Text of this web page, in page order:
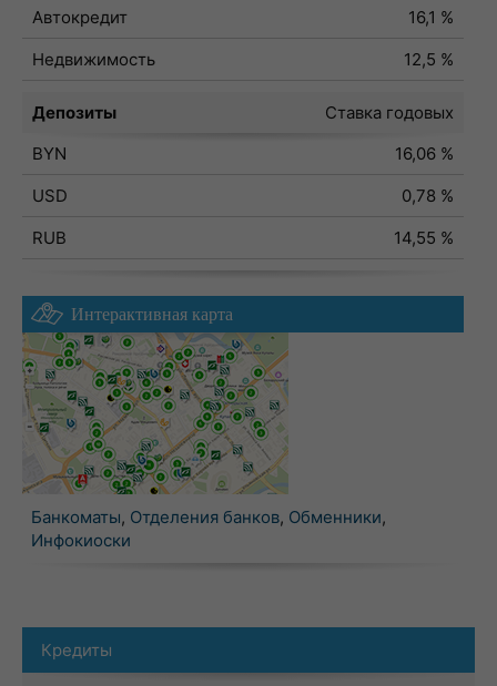
Автокредит
16,1 %
Недвижимость
12,5 %
Депозиты
Ставка годовых
BYN
16,06 %
USD
0,78 %
RUB
14,55 %
Интерактивная карта
Банкоматы, Отделения банков, Обменники,
Инфокиоски
Кредиты